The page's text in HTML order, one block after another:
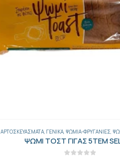
ΑΡΤΟΣΚΕΥΆΣΜΑΤΑ ΓΕΝΙΚΑ ΨΩΜΙΆ-ΦΡΥΓΑΝΙΈΣ
ΨΩΜΙ ΤΟΣΤ ΓΙΓΑΣ 5ΤΕΜ